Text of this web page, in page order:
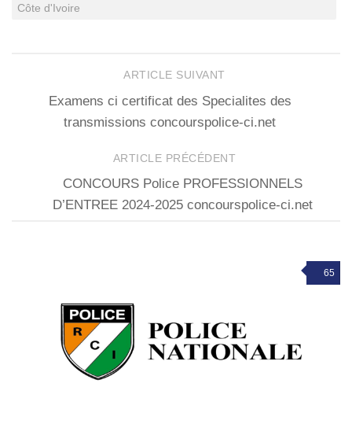
Côte d'Ivoire
ARTICLE SUIVANT
Examens ci certificat des Specialites des
transmissions concourspolice-ci.net
ARTICLE PRÉCÉDENT
CONCOURS Police PROFESSIONNELS
D’ENTREE 2024-2025 concourspolice-ci.net
65